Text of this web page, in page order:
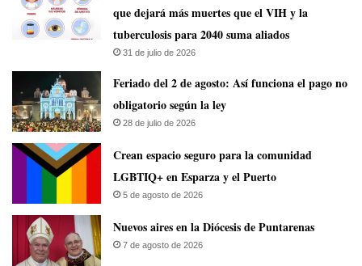
que dejará más muertes que el VIH y la
tuberculosis para 2040 suma aliados
31 de julio de 2026
Feriado del 2 de agosto: Así funciona el pago no
obligatorio según la ley
28 de julio de 2026
Crean espacio seguro para la comunidad
LGBTIQ+ en Esparza y el Puerto
5 de agosto de 2026
​Nuevos aires en la Diócesis de Puntarenas
7 de agosto de 2026